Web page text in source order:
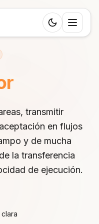
Switch to
transmitir
en flujos
y de mucha
la transferencia
de ejecución.